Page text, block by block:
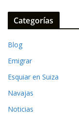
Categorías
Blog
Emigrar
Esquiar en Suiza
Navajas
Noticias